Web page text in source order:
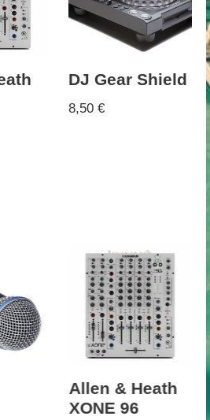
DJ Gear Shield
8,50 €
Allen & Heath
XONE 96